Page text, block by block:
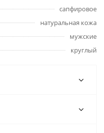
сапфировое
натуральная кожа
мужские
круглый